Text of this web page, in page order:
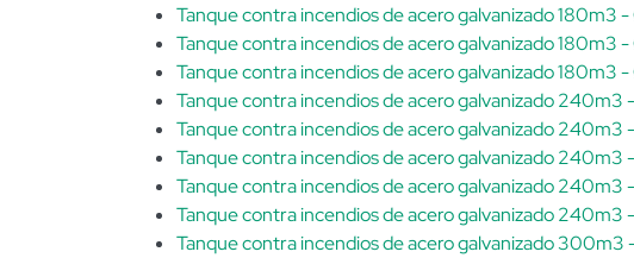
Tanque contra incendios de acero galvanizado 180m3
Tanque contra incendios de acero galvanizado
Tanque contra incendios de acero galvanizado
Tanque contra incendios de acero galvanizado
Tanque contra incendios de acero galvanizado 240m3
Tanque contra incendios de acero galvanizado
Tanque contra incendios de acero galvanizado
Tanque contra incendios de acero galvanizado
Tanque contra incendios de acero galvanizado